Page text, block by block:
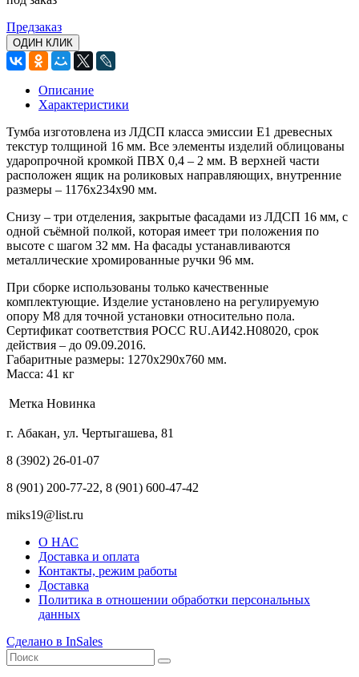
Предзаказ
ОДИН КЛИК
Описание
Характеристики
Тумба изготовлена из ЛДСП класса эмиссии Е1 древесных
текстур толщиной 16 мм. Все элементы изделий облицованы
ударопрочной кромкой ПВХ 0,4 – 2 мм. В верхней части
расположен ящик на роликовых направляющих, внутренние
размеры – 1176х234х90 мм.
Снизу – три отделения, закрытые фасадами из ЛДСП 16 мм, с
одной съёмной полкой, которая имеет три положения по
высоте с шагом 32 мм. На фасады устанавливаются
металлические хромированные ручки 96 мм.
При сборке использованы только качественные
комплектующие. Изделие установлено на регулируемую
опору М8 для точной установки относительно пола.
Сертификат соответствия РОСС RU.АИ42.Н08020, срок
действия – до 09.09.2016.
Габаритные размеры: 1270х290х760 мм.
Масса: 41 кг
Метка Новинка
г. Абакан, ул. Чертыгашева, 81
8 (3902) 26-01-07
8 (901) 200-77-22, 8 (901) 600-47-42
miks19@list.ru
О НАС
Доставка и оплата
Контакты, режим работы
Доставка
Политика в отношении обработки персональных
данных
Сделано в InSales